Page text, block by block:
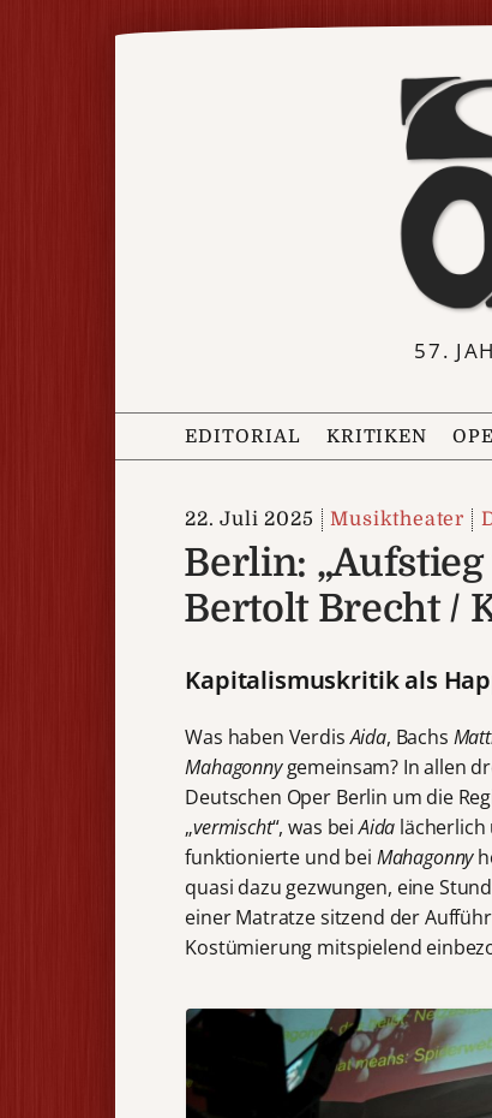
57.
EDITORIAL KRITIKEN
22. Juli 2025 Musiktheater
Berlin:
Bertolt Brecht /
Kapitalismuskritik als
Was haben VerdisAida, Bachs
Mahagonnygemeinsam? In allen
Deutschen Oper Berlin um die
„vermischt“, was beiAida lächerlich
funktionierte und bei Mahagonny
quasi dazu gezwungen, eine
einer Matratze sitzend der
Kostümierung mitspielend